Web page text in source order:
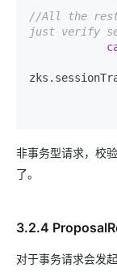
//All the rest
just verify
非事务型请求，校
了。
3.2.4
对于事务请求会发